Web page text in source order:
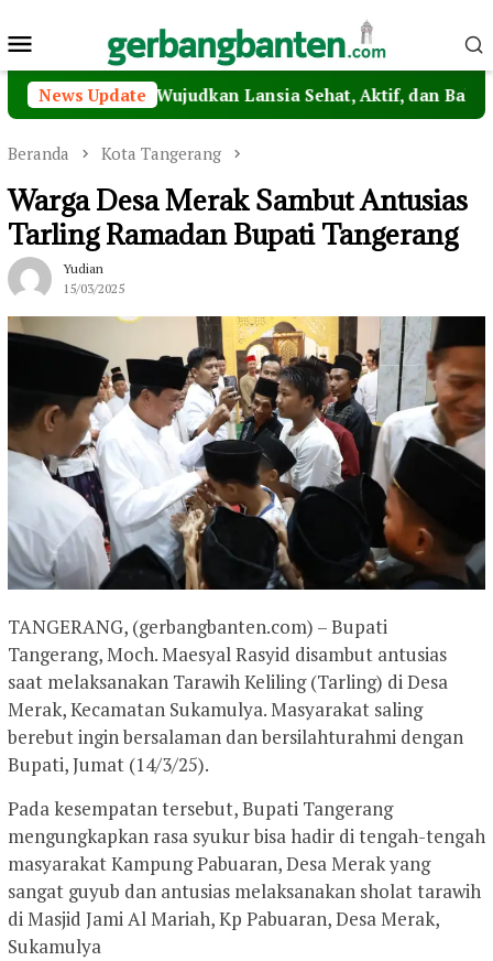
ke
Menu
Mobile
News Update
Wujudkan Lansia Sehat, Aktif, dan Bahagia
Beranda Kota Tangerang
Warga Desa Merak Sambut Antusias
Tarling Ramadan Bupati Tangerang
Yudian
15/03/2025
TANGERANG, (gerbangbanten.com) – Bupati
Tangerang, Moch. Maesyal Rasyid disambut antusias
saat melaksanakan Tarawih Keliling (Tarling) di Desa
Merak, Kecamatan Sukamulya. Masyarakat saling
berebut ingin bersalaman dan bersilahturahmi dengan
Bupati, Jumat (14/3/25).
Pada kesempatan tersebut, Bupati Tangerang
mengungkapkan rasa syukur bisa hadir di tengah-tengah
masyarakat Kampung Pabuaran, Desa Merak yang
sangat guyub dan antusias melaksanakan sholat tarawih
di Masjid Jami Al Mariah, Kp Pabuaran, Desa Merak,
Sukamulya